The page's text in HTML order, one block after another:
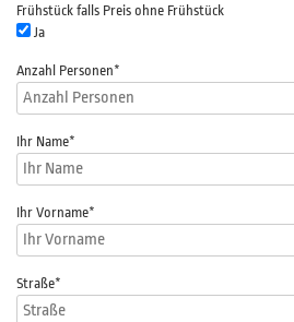
Frühstück falls Preis ohne Frühstück
Ja
Anzahl Personen*
Ihr Name*
Ihr Vorname*
Straße*